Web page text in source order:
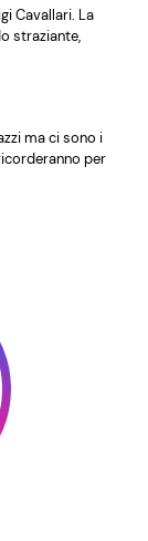
Cavallari. La
straziante,
ma ci sono i
per